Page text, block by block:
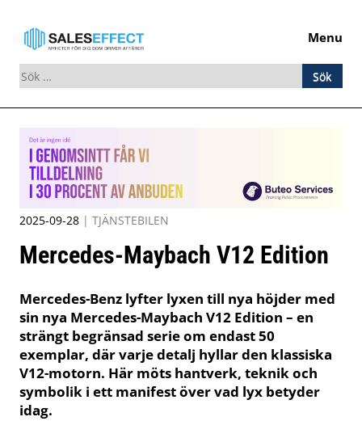
Menu
Sök
efter:
Skip
to
content
2025-09-28 | TJÄNSTEBILEN
Mercedes-Maybach V12 Edition
Mercedes-Benz lyfter lyxen till nya höjder med
sin nya Mercedes-Maybach V12 Edition – en
strängt begränsad serie om endast 50
exemplar, där varje detalj hyllar den klassiska
V12-motorn. Här möts hantverk, teknik och
symbolik i ett manifest över vad lyx betyder
idag.